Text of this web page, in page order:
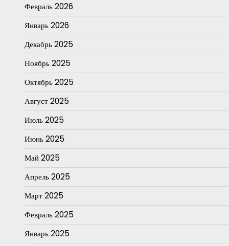
Февраль 2026
Январь 2026
Декабрь 2025
Ноябрь 2025
Октябрь 2025
Август 2025
Июль 2025
Июнь 2025
Май 2025
Апрель 2025
Март 2025
Февраль 2025
Январь 2025